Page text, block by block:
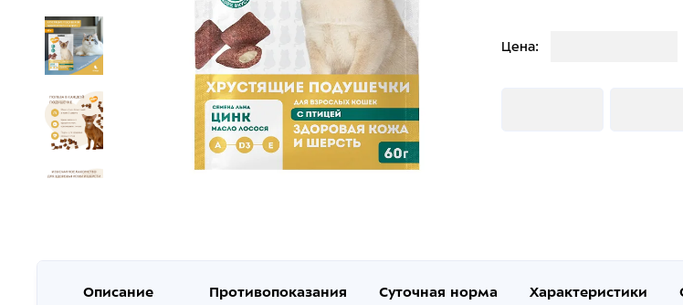
Цена:
Описание Противопоказания Суточная норма Характеристики